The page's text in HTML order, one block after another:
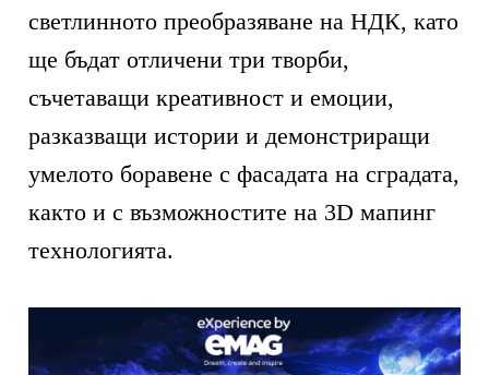
светлинното преобразяване на НДК, като
ще бъдат отличени три творби,
съчетаващи креативност и емоции,
разказващи истории и демонстриращи
умелото боравене с фасадата на сградата,
както и с възможностите на 3D мапинг
технологията.